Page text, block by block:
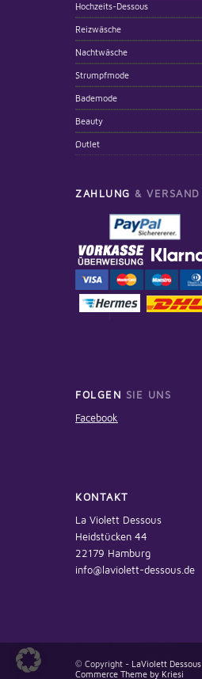
Hochzeits-Dessous
Reizwäsche
Nachtwäsche
Strumpfmode
Bademode
Beauty
Outlet
ZAHLUNG & VERSAND
FOLGEN SIE UNS
Facebook
KONTAKT
La Violett Dessous
Heidstücken 44
22179 Hamburg
info@laviolett-dessous.de
© Copyright - LaViolett Dessous
Commerce Theme by Kriesi